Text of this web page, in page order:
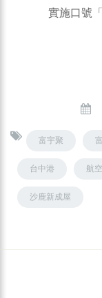
實施口號
富宇聚
台中港 航
沙鹿新成屋